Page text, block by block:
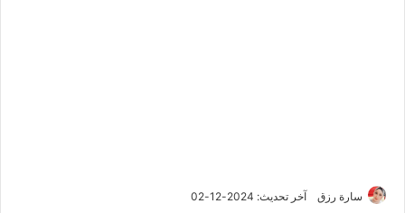
سارة رزق آخر تحديث: 2024-12-02